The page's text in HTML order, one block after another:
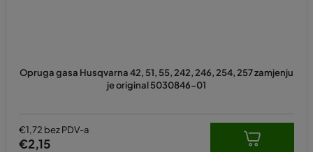
Opruga gasa Husqvarna 42, 51, 55, 242, 246, 254, 257 zamjenju
je original 5030846-01
€1,72 bez PDV-a
€2,15